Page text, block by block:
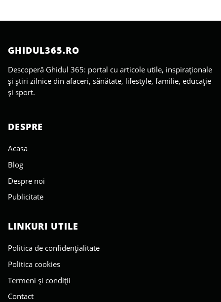
GHIDUL365.RO
Descoperă Ghidul 365: portal cu articole utile, inspiraționale
și știri zilnice din afaceri, sănătate, lifestyle, familie, educație
și sport.
DESPRE
Acasa
Blog
Despre noi
Publicitate
LINKURI UTILE
Politica de confidențialitate
Politica cookies
Termeni și condiții
Contact